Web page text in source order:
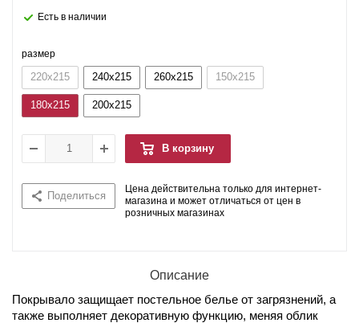
Есть в наличии
размер
220x215 240x215 260x215 150x215
180x215 200x215
В корзину
Поделиться
Цена действительна только для интернет-
магазина и может отличаться от цен в
розничных магазинах
Описание
Покрывало защищает постельное белье от загрязнений, а
также выполняет декоративную функцию, меняя облик